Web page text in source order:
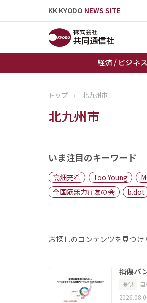
KK KYODO NEWS SITE
経済 / ビジネス
トップページ
お知らせ
トップ › 北九州市
北九州市
いま注目のキーワード
高畑充希 Too Young
全国筋無力症友の会
b.dot
お探しのコンテンツを見つけ
損傷バ
提供